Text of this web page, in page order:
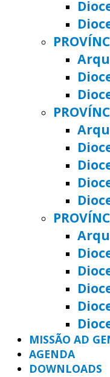
MISSÃO AD
AGENDA
DOWNLOADS